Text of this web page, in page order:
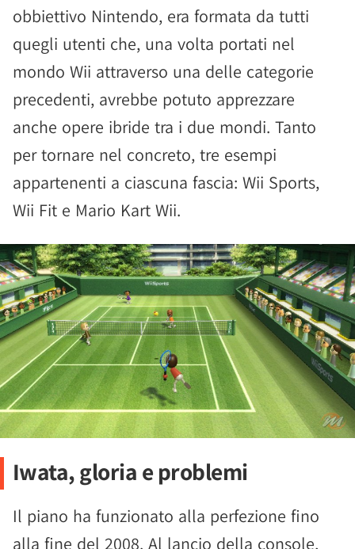
obbiettivo Nintendo, era formata da tutti
quegli utenti che, una volta portati nel
mondo Wii attraverso una delle categorie
precedenti, avrebbe potuto apprezzare
anche opere ibride tra i due mondi. Tanto
per tornare nel concreto, tre esempi
appartenenti a ciascuna fascia: Wii Sports,
Wii Fit e Mario Kart Wii.
Iwata, gloria e problemi
Il piano ha funzionato alla perfezione fino
alla fine del 2008. Al lancio della console,